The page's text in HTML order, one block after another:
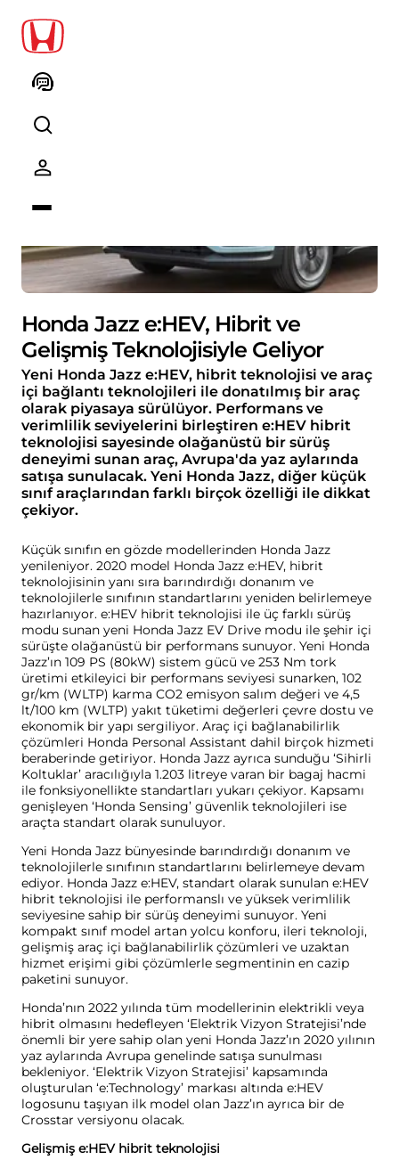
Honda Jazz e:HEV, Hibrit ve
Gelişmiş Teknolojisiyle Geliyor
Yeni Honda Jazz e:HEV, hibrit teknolojisi ve araç
içi bağlantı teknolojileri ile donatılmış bir araç
olarak piyasaya sürülüyor. Performans ve
verimlilik seviyelerini birleştiren e:HEV hibrit
teknolojisi sayesinde olağanüstü bir sürüş
deneyimi sunan araç, Avrupa'da yaz aylarında
satışa sunulacak. Yeni Honda Jazz, diğer küçük
sınıf araçlarından farklı birçok özelliği ile dikkat
çekiyor.
Küçük sınıfın en gözde modellerinden Honda Jazz
yenileniyor. 2020 model Honda Jazz e:HEV, hibrit
teknolojisinin yanı sıra barındırdığı donanım ve
teknolojilerle sınıfının standartlarını yeniden belirlemeye
hazırlanıyor. e:HEV hibrit teknolojisi ile üç farklı sürüş
modu sunan yeni Honda Jazz EV Drive modu ile şehir içi
sürüşte olağanüstü bir performans sunuyor. Yeni Honda
Jazz’ın 109 PS (80kW) sistem gücü ve 253 Nm tork
üretimi etkileyici bir performans seviyesi sunarken, 102
gr/km (WLTP) karma CO2 emisyon salım değeri ve 4,5
lt/100 km (WLTP) yakıt tüketimi değerleri çevre dostu ve
ekonomik bir yapı sergiliyor. Araç içi bağlanabilirlik
çözümleri Honda Personal Assistant dahil birçok hizmeti
beraberinde getiriyor. Honda Jazz ayrıca sunduğu ‘Sihirli
Koltuklar’ aracılığıyla 1.203 litreye varan bir bagaj hacmi
ile fonksiyonellikte standartları yukarı çekiyor. Kapsamı
genişleyen ‘Honda Sensing’ güvenlik teknolojileri ise
araçta standart olarak sunuluyor.
Yeni Honda Jazz bünyesinde barındırdığı donanım ve
teknolojilerle sınıfının standartlarını belirlemeye devam
ediyor. Honda Jazz e:HEV, standart olarak sunulan e:HEV
hibrit teknolojisi ile performanslı ve yüksek verimlilik
seviyesine sahip bir sürüş deneyimi sunuyor. Yeni
kompakt sınıf model artan yolcu konforu, ileri teknoloji,
gelişmiş araç içi bağlanabilirlik çözümleri ve uzaktan
hizmet erişimi gibi çözümlerle segmentinin en cazip
paketini sunuyor.
Honda’nın 2022 yılında tüm modellerinin elektrikli veya
hibrit olmasını hedefleyen ‘Elektrik Vizyon Stratejisi’nde
önemli bir yere sahip olan yeni Honda Jazz’ın 2020 yılının
yaz aylarında Avrupa genelinde satışa sunulması
bekleniyor. ‘Elektrik Vizyon Stratejisi’ kapsamında
oluşturulan ‘e:Technology’ markası altında e:HEV
logosunu taşıyan ilk model olan Jazz’ın ayrıca bir de
Crosstar versiyonu olacak.
Gelişmiş e:HEV hibrit teknolojisi